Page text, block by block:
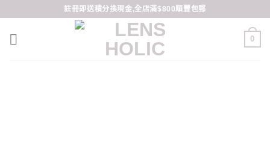
content
註冊即送積分換現金,全店滿$800順豐包郵
0